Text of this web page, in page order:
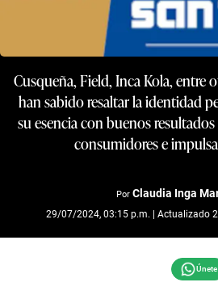
Cusqueña, Field, Inca Kola, entre
han sabido resaltar la identidad
su esencia con buenos
consumidores e
Por Claudia Inga
29/07/2024, 03:15 p.m. | Actualizado